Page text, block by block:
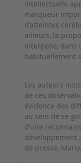
intellectuelle
marqueur
d’atteintes
ailleurs, la
interpelle, dans
habituellement
Les auteurs
de ces
évidence des
au sein de ce
d’une
développement
de presse,